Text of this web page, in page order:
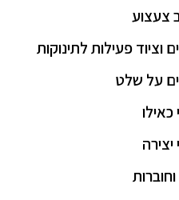
צעצוע
וציוד פעילות לתינוקות
על שלט